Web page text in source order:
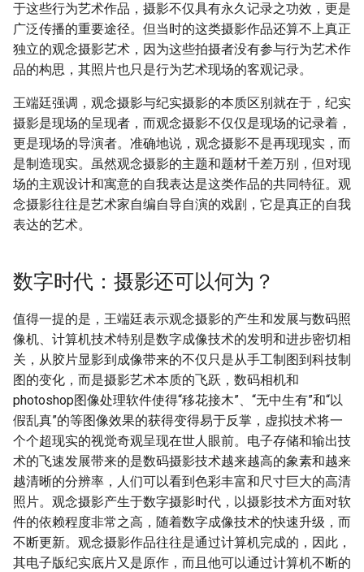
于这些行为艺术作品，摄影不仅具有永久记录之功效，更是
广泛传播的重要途径。但当时的这类摄影作品还算不上真正
独立的观念摄影艺术，因为这些拍摄者没有参与行为艺术作
品的构思，其照片也只是行为艺术现场的客观记录。
王端廷强调，观念摄影与纪实摄影的本质区别就在于，纪实
摄影是现场的呈现者，而观念摄影不仅仅是现场的记录着，
更是现场的导演者。准确地说，观念摄影不是再现现实，而
是制造现实。虽然观念摄影的主题和题材千差万别，但对现
场的主观设计和寓意的自我表达是这类作品的共同特征。观
念摄影往往是艺术家自编自导自演的戏剧，它是真正的自我
表达的艺术。
数字时代：摄影还可以何为？
值得一提的是，王端廷表示观念摄影的产生和发展与数码照
像机、计算机技术特别是数字成像技术的发明和进步密切相
关，从胶片显影到成像带来的不仅只是从手工制图到科技制
图的变化，而是摄影艺术本质的飞跃，数码相机和
photoshop图像处理软件使得“移花接木”、“无中生有”和“以
假乱真”的等图像效果的获得变得易于反掌，虚拟技术将一
个个超现实的视觉奇观呈现在世人眼前。电子存储和输出技
术的飞速发展带来的是数码摄影技术越来越高的象素和越来
越清晰的分辨率，人们可以看到色彩丰富和尺寸巨大的高清
照片。观念摄影产生于数字摄影时代，以摄影技术方面对软
件的依赖程度非常之高，随着数字成像技术的快速升级，而
不断更新。观念摄影作品往往是通过计算机完成的，因此，
其电子版纪实底片又是原作，而且他可以通过计算机不断的